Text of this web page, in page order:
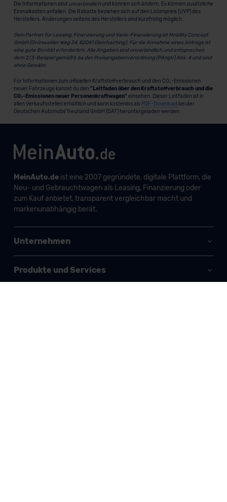
Die Informationen sind unverbindlichund können sich ändern. Es können zusätzliche
Einmalkosten anfallen. Die Rabatte beziehen sich auf den Listenpreis (UVP) des
Herstellers. Änderungen seitens des Herstellers sind kurzfristig möglich.
Dein Partner für Leasing, Finanzierung und Vario-Finanzierung ist Mobility Concept
GmbH (Grünwalder Weg 34, 82041 Oberhaching). Für die Annahme eines Antrags ist
eine gute Bonität erforderlich. Alle Angaben sind unverbindlich und entsprechen
dem 2/3-Beispiel gemäß § 6a der Preisangabenverordnung (PAngV) Abs. 4 und sind
ohne Gewähr.
Für Informationen zum offiziellen Kraftstoffverbrauch und den CO₂-Emissionen
neuer Fahrzeuge kannst du den "Leitfaden über den Kraftstoffverbrauch und die
CO₂-Emissionen neuer Personenkraftwagen" einsehen. Dieser Leitfaden ist in
allen Verkaufsstellen erhältlich und kann kostenlos als PDF-Download bei der
Deutschen Automobil Treuhand GmbH (DAT) heruntergeladen werden.
MeinAuto.deist eine 2007 gegründete, digitale Plattform, die
Neu- und Gebrauchtwagen als Leasing, Finanzierung oder
zum Kauf anbietet, transparent vergleichbar macht und
markenunabhängig berät.
Unternehmen
Produkte und Services